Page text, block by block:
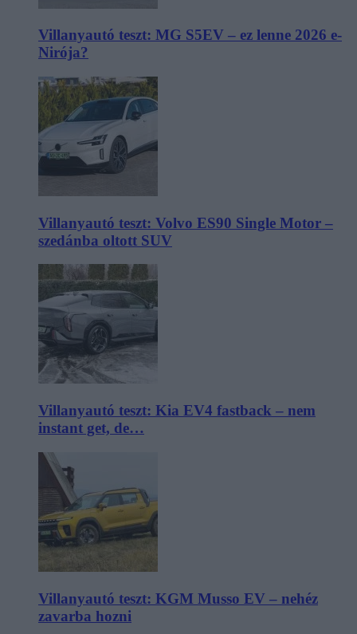
Villanyautó teszt: MG S5EV – ez lenne 2026 e-
Nirója?
Villanyautó teszt: Volvo ES90 Single Motor –
szedánba oltott SUV
Villanyautó teszt: Kia EV4 fastback – nem
instant get, de…
Villanyautó teszt: KGM Musso EV – nehéz
zavarba hozni